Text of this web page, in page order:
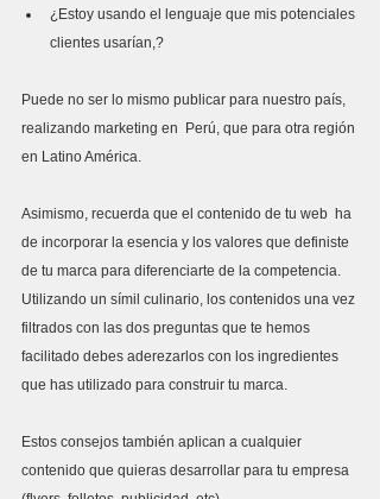
¿Estoy usando el lenguaje que mis potenciales
clientes usarían,?
Puede no ser lo mismo publicar para nuestro país,
realizando marketing en  Perú, que para otra región
en Latino América.
Asimismo, recuerda que el contenido de tu web  ha
de incorporar la esencia y los valores que definiste
de tu marca para diferenciarte de la competencia.
Utilizando un símil culinario, los contenidos una vez
filtrados con las dos preguntas que te hemos
facilitado debes aderezarlos con los ingredientes
que has utilizado para construir tu marca.
Estos consejos también aplican a cualquier
contenido que quieras desarrollar para tu empresa